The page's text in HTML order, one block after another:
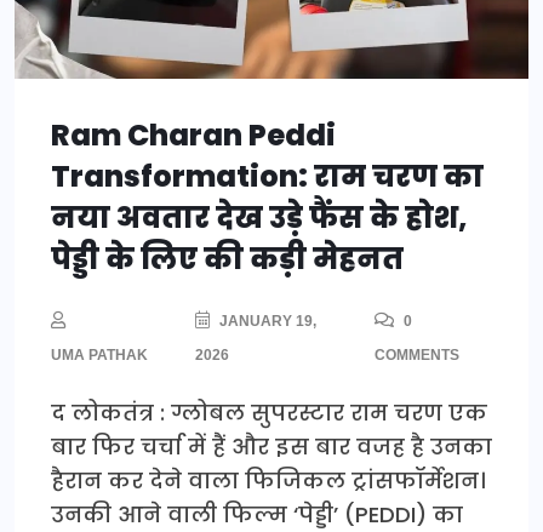
Ram Charan Peddi
Transformation: राम चरण का
नया अवतार देख उड़े फैंस के होश,
पेड्डी के लिए की कड़ी मेहनत
UMA PATHAK
JANUARY 19,
2026
0
COMMENTS
द लोकतंत्र : ग्लोबल सुपरस्टार राम चरण एक
बार फिर चर्चा में हैं और इस बार वजह है उनका
हैरान कर देने वाला फिजिकल ट्रांसफॉर्मेशन।
उनकी आने वाली फिल्म ‘पेड्डी’ (PEDDI) का